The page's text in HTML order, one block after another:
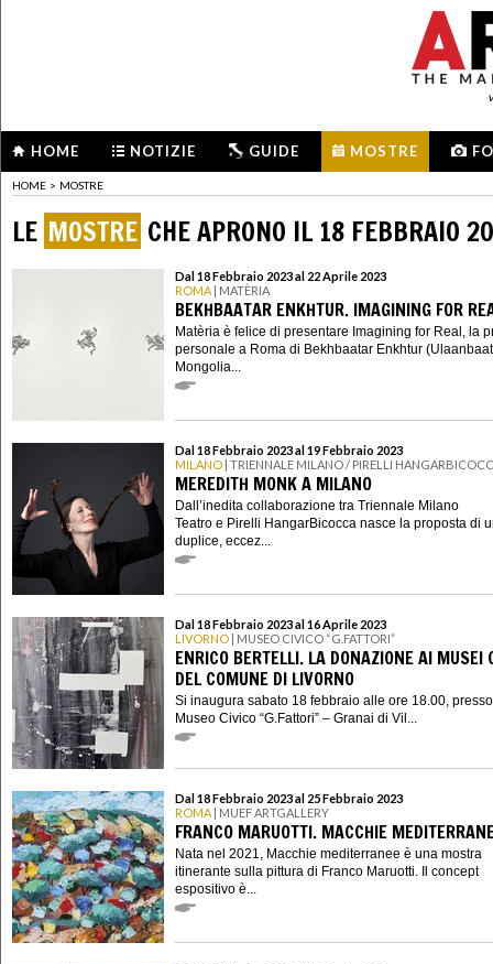
HOME NOTIZIE GUIDE MOSTRE
HOME > MOSTRE
LE MOSTRE CHE APRONO IL 18 FEBBRAIO
Dal 18 Febbraio 2023 al 22 Aprile 2023
ROMA | MATÈRIA
BEKHBAATAR ENKHTUR. IMAGINING FOR
Matèria è felice di presentare Imagining for Real, la
personale a Roma di Bekhbaatar Enkhtur
Mongolia...
Dal 18 Febbraio 2023 al 19 Febbraio 2023
MILANO | TRIENNALE MILANO / PIRELLI
MEREDITH MONK A MILANO
Dall’inedita collaborazione tra Triennale Milano
Teatro e Pirelli HangarBicocca nasce la proposta di
duplice, eccez...
Dal 18 Febbraio 2023 al 16 Aprile 2023
LIVORNO | MUSEO CIVICO “G.FATTORI”
ENRICO BERTELLI. LA DONAZIONE AI MUSEI
DEL COMUNE DI LIVORNO
Si inaugura sabato 18 febbraio alle ore 18.00,
Museo Civico “G.Fattori” – Granai di Vil...
Dal 18 Febbraio 2023 al 25 Febbraio 2023
ROMA | MUEF ARTGALLERY
FRANCO MARUOTTI. MACCHIE
Nata nel 2021, Macchie mediterranee è una mostra
itinerante sulla pittura di Franco Maruotti. Il concept
espositivo è...